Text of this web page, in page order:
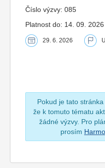
Číslo výzvy: 085
Platnost do: 14. 09.
29. 6. 2026
Pokud je tato
že k tomuto tématu
žádné výzvy. Pro
prosím